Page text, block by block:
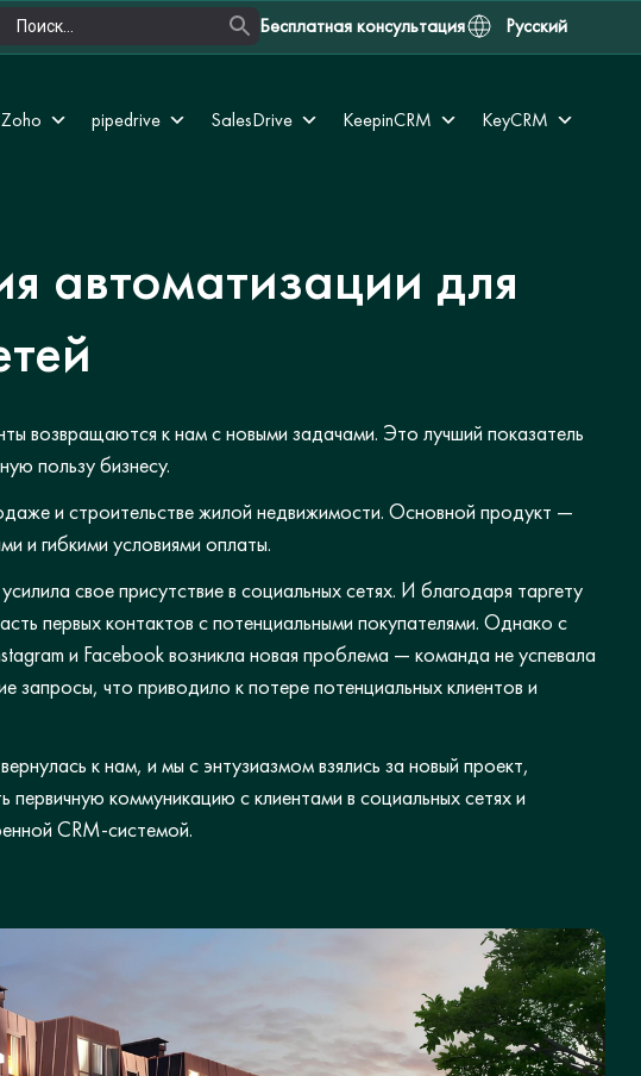
Бесплатная консультация Русский
Zoho pipedrive SalesDrive KeepinCRM KeyCRM
автоматизации для
возвращаются к нам с новыми задачами. Это лучший показатель
пользу бизнесу.
и строительстве жилой недвижимости. Основной продукт —
и гибкими условиями оплаты.
свое присутствие в социальных сетях. И благодаря таргету
первых контактов с потенциальными покупателями. Однако с
и Facebook возникла новая проблема — команда не успевала
запросы, что приводило к потере потенциальных клиентов и
к нам, и мы с энтузиазмом взялись за новый проект,
коммуникацию с клиентами в социальных сетях и
CRM-системой.